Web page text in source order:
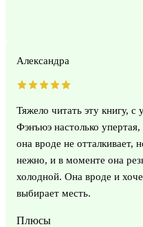
Александра
Тяжело читать эту книгу, с
Фэнъюэ настолько
она вроде не отталкивает,
нежно, и в моменте она
холодной. Она вроде и
выбирает месть.
Плюсы